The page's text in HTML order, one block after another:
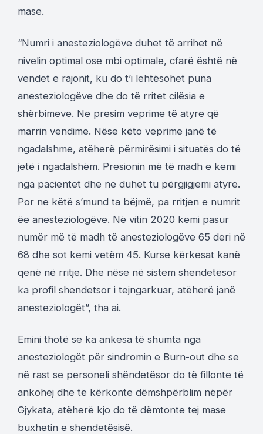
mase.
“Numri i anesteziologëve duhet të arrihet në
nivelin optimal ose mbi optimale, cfarë është në
vendet e rajonit, ku do t’i lehtësohet puna
anesteziologëve dhe do të rritet cilësia e
shërbimeve. Ne presim veprime të atyre që
marrin vendime. Nëse këto veprime janë të
ngadalshme, atëherë përmirësimi i situatës do të
jetë i ngadalshëm. Presionin më të madh e kemi
nga pacientet dhe ne duhet tu përgjigjemi atyre.
Por ne këtë s’mund ta bëjmë, pa rritjen e numrit
ëe anesteziologëve. Në vitin 2020 kemi pasur
numër më të madh të anesteziologëve 65 deri në
68 dhe sot kemi vetëm 45. Kurse kërkesat kanë
qenë në rritje. Dhe nëse në sistem shendetësor
ka profil shendetsor i tejngarkuar, atëherë janë
anesteziologët”, tha ai.
Emini thotë se ka ankesa të shumta nga
anesteziologët për sindromin e Burn-out dhe se
në rast se personeli shëndetësor do të fillonte të
ankohej dhe të kërkonte dëmshpërblim nëpër
Gjykata, atëherë kjo do të dëmtonte tej mase
buxhetin e shendetësisë.